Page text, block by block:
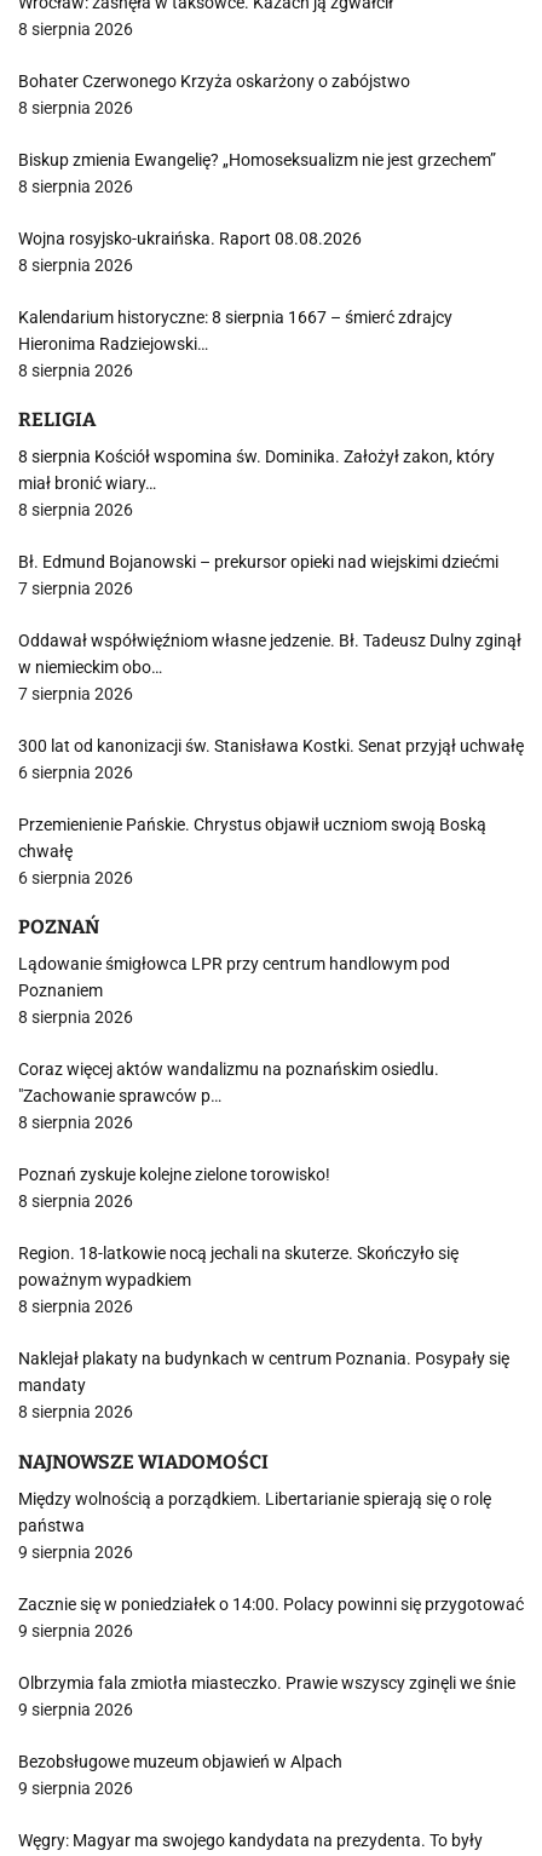
8 sierpnia 2026
Bohater Czerwonego Krzyża oskarżony o zabójstwo
8 sierpnia 2026
Biskup zmienia Ewangelię? „Homoseksualizm nie jest grzechem”
8 sierpnia 2026
Wojna rosyjsko-ukraińska. Raport 08.08.2026
8 sierpnia 2026
Kalendarium historyczne: 8 sierpnia 1667 – śmierć zdrajcy
Hieronima Radziejowski…
8 sierpnia 2026
RELIGIA
8 sierpnia Kościół wspomina św. Dominika. Założył zakon, który
miał bronić wiary…
8 sierpnia 2026
Bł. Edmund Bojanowski – prekursor opieki nad wiejskimi dziećmi
7 sierpnia 2026
Oddawał współwięźniom własne jedzenie. Bł. Tadeusz Dulny zginął
w niemieckim obo…
7 sierpnia 2026
300 lat od kanonizacji św. Stanisława Kostki. Senat przyjął uchwałę
6 sierpnia 2026
Przemienienie Pańskie. Chrystus objawił uczniom swoją Boską
chwałę
6 sierpnia 2026
POZNAŃ
Lądowanie śmigłowca LPR przy centrum handlowym pod
Poznaniem
8 sierpnia 2026
Coraz więcej aktów wandalizmu na poznańskim osiedlu.
"Zachowanie sprawców p…
8 sierpnia 2026
Poznań zyskuje kolejne zielone torowisko!
8 sierpnia 2026
Region. 18-latkowie nocą jechali na skuterze. Skończyło się
poważnym wypadkiem
8 sierpnia 2026
Naklejał plakaty na budynkach w centrum Poznania. Posypały się
mandaty
8 sierpnia 2026
NAJNOWSZE WIADOMOŚCI
Między wolnością a porządkiem. Libertarianie spierają się o rolę
państwa
9 sierpnia 2026
Zacznie się w poniedziałek o 14:00. Polacy powinni się przygotować
9 sierpnia 2026
Olbrzymia fala zmiotła miasteczko. Prawie wszyscy zginęli we śnie
9 sierpnia 2026
Bezobsługowe muzeum objawień w Alpach
9 sierpnia 2026
Węgry: Magyar ma swojego kandydata na prezydenta. To były